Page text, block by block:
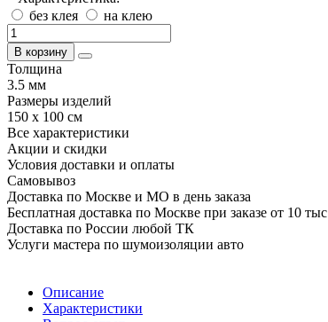
без клея
на клею
В корзину
Толщина
3.5 мм
Размеры изделий
150 х 100 см
Все характеристики
Акции и скидки
Условия доставки и оплаты
Самовывоз
Доставка по Москве и МО в день заказа
Бесплатная доставка по Москве при заказе от 10 тыс
Доставка по России любой ТК
Услуги мастера по шумоизоляции авто
Описание
Характеристики